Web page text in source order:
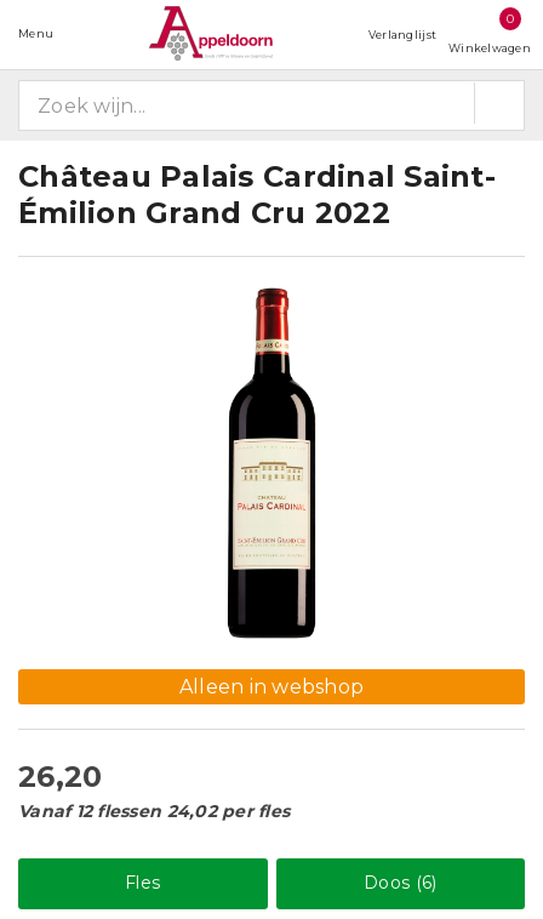
Menu Verlanglijst
0
Winkelwagen
Château Palais Cardinal Saint-
Émilion Grand Cru 2022
Alleen in webshop
26,20
Vanaf 12 flessen 24,02 per fles
Fles Doos (6)